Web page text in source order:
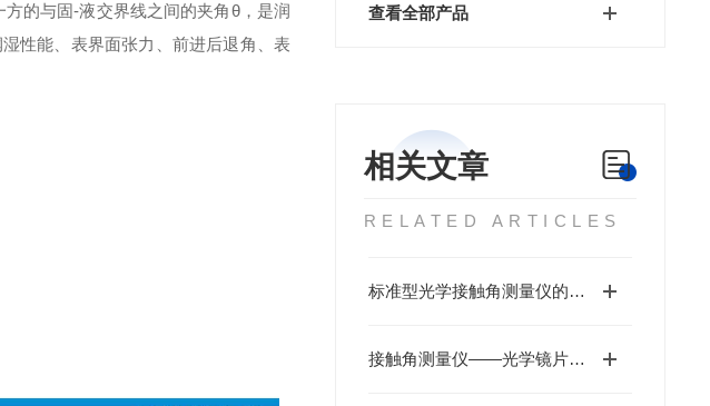
查看全部产品
相关文章
RELATED ARTICLES
标准型光学接触角测量仪的检定规程
接触角测量仪——光学镜片的表面性能分析的“黄金标准”工具
的与固-液交界线之间的夹角θ，是润
性能、表界面张力、前进后退角、表